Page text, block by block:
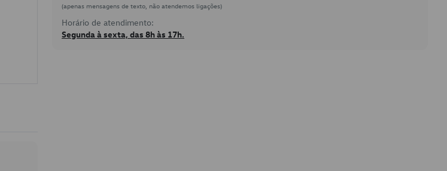
(apenas mensagens de texto, não atendemos ligações)
Horário de atendimento:
Segunda à sexta, das 8h às 17h.